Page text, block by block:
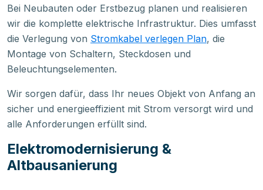
Bei Neubauten oder Erstbezug planen und realisieren
wir die komplette elektrische Infrastruktur. Dies umfasst
die Verlegung von Stromkabel verlegen Plan, die
Montage von Schaltern, Steckdosen und
Beleuchtungselementen.
Wir sorgen dafür, dass Ihr neues Objekt von Anfang an
sicher und energieeffizient mit Strom versorgt wird und
alle Anforderungen erfüllt sind.
Elektromodernisierung &
Altbausanierung